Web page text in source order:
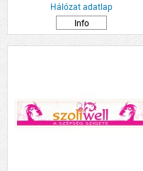
Hálózat adatlap
Info